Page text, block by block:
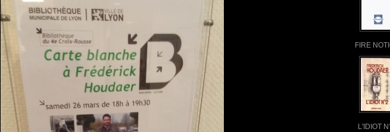
FIRE
L'IDIOT